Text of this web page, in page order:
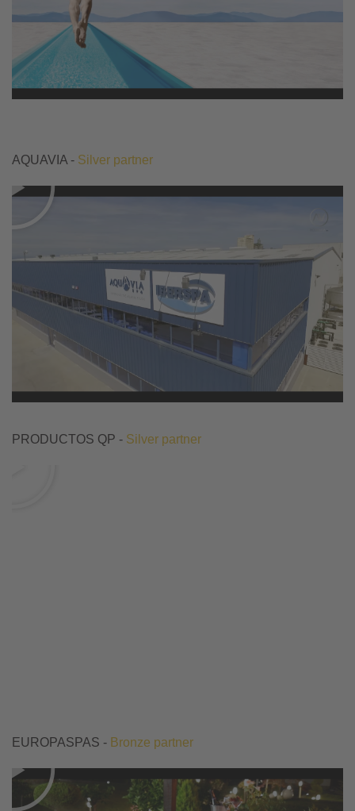
AQUAVIA - Silver partner
PRODUCTOS QP - Silver partner
EUROPASPAS - Bronze partner